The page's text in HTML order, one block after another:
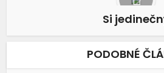
Si
PODOBNÉ